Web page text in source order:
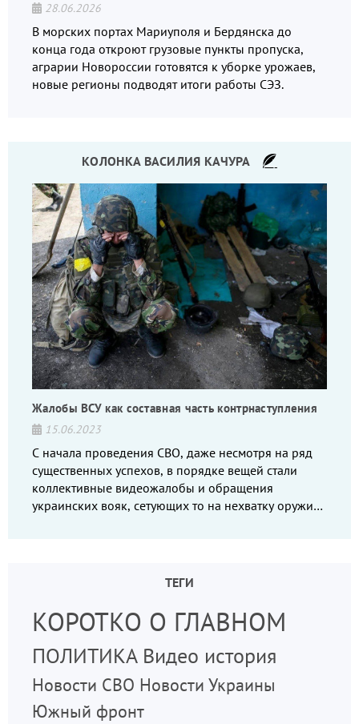
28.06.2026
В морских портах Мариуполя и Бердянска до
конца года откроют грузовые пункты пропуска,
аграрии Новороссии готовятся к уборке урожаев,
новые регионы подводят итоги работы СЭЗ.
КОЛОНКА ВАСИЛИЯ КАЧУРА
Жалобы ВСУ как составная часть контрнаступления
15.06.2023
С начала проведения СВО, даже несмотря на ряд
существенных успехов, в порядке вещей стали
коллективные видеожалобы и обращения
украинских вояк, сетующих то на нехватку оружия,
ТЕГИ
КОРОТКО О ГЛАВНОМ
ПОЛИТИКА Видео история
Новости СВО Новости Украины
Южный фронт